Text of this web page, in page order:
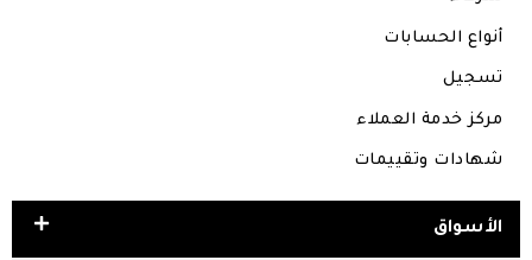
أنواع الحسابات
تسجيل
مركز خدمة العملاء
شهادات وتقييمات
الأسواق